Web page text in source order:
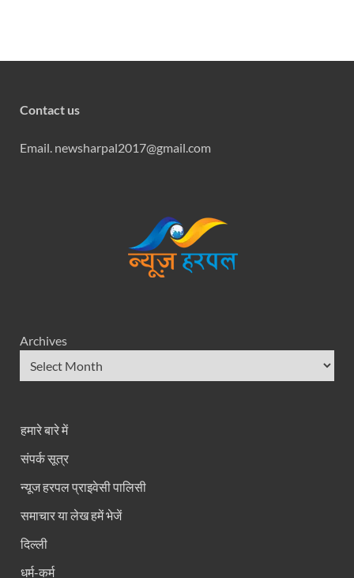
Contact us
Email. newsharpal2017@gmail.com
Archives
हमारे बारे में
संपर्क सूत्र
न्यूज हरपल प्राइवेसी पालिसी
समाचार या लेख हमें भेजें
दिल्ली
धर्म-कर्म